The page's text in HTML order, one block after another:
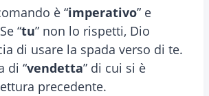
è “imperativo” e
“tu” non lo rispetti, Dio
di usare la spada verso di te.
di “vendetta” di cui si è
precedente.